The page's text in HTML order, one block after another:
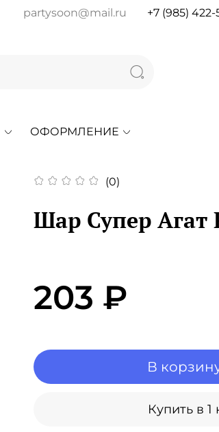
partysoon@mail.ru +7 (985) 422-
ОФОРМЛЕНИЕ
(0)
Шар Супер Агат
203 ₽
В
Купить в 1